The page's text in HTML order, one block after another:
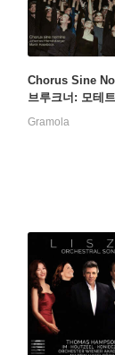
Chorus Sine
브루크너: 모테
ner: Motetten)
Gramola